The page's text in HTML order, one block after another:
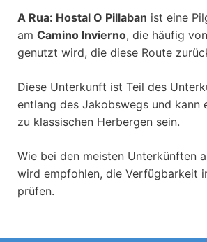
A Rua: Hostal O Pillaban ist eine
am Camino Invierno, die häufig
genutzt wird, die diese Route
Diese Unterkunft ist Teil des
entlang des Jakobswegs und kann
zu klassischen Herbergen sein.
Wie bei den meisten Unterkünften
wird empfohlen, die Verfügbarkeit
prüfen.